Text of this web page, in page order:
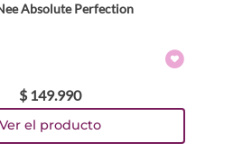
Absolute Perfection
$ 149.990